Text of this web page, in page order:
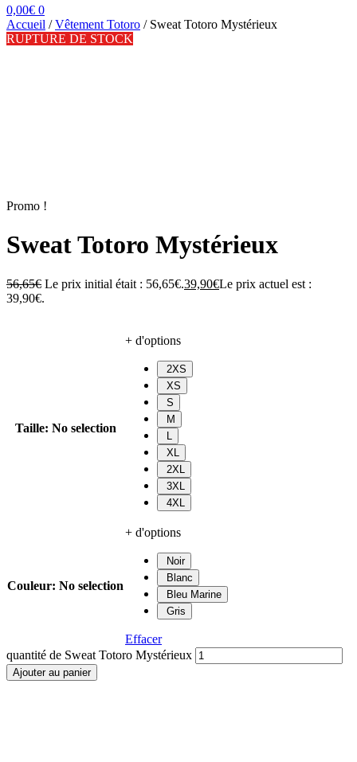
0,00€ 0
Accueil /Vêtement Totoro / Sweat Totoro Mystérieux
RUPTURE DE STOCK
Promo !
Sweat Totoro Mystérieux
56,65€ Le prix initial était : 56,65€.39,90€Le prix actuel est :
39,90€.
Taille: No selection
+ d'options
2XS
XS
S
M
XL
2XL
3XL
4XL
Couleur: No selection
+ d'options
Noir
Blanc
Bleu Marine
Gris
Effacer
quantité de Sweat Totoro Mystérieux
Ajouter au panier